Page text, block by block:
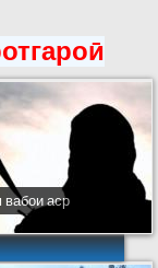
вабои аср